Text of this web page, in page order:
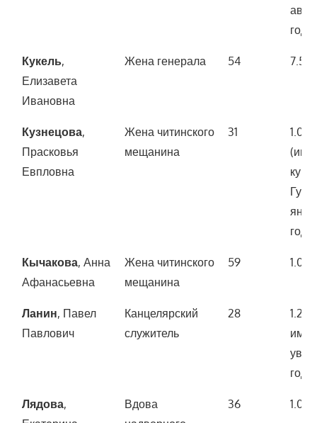
года)
Кукель,
Елизавета
Ивановна
Жена генерала 54
Кузнецова,
Прасковья
Евпловна
Жена читинского
мещанина
31
1.000
года)
Кычакова, Анна
Афанасьевна
Жена читинского
мещанина
59 1.000
Ланин, Павел
Павлович
Канцелярский
служитель
28
года)
Лядова,
Вдова
36 1.000